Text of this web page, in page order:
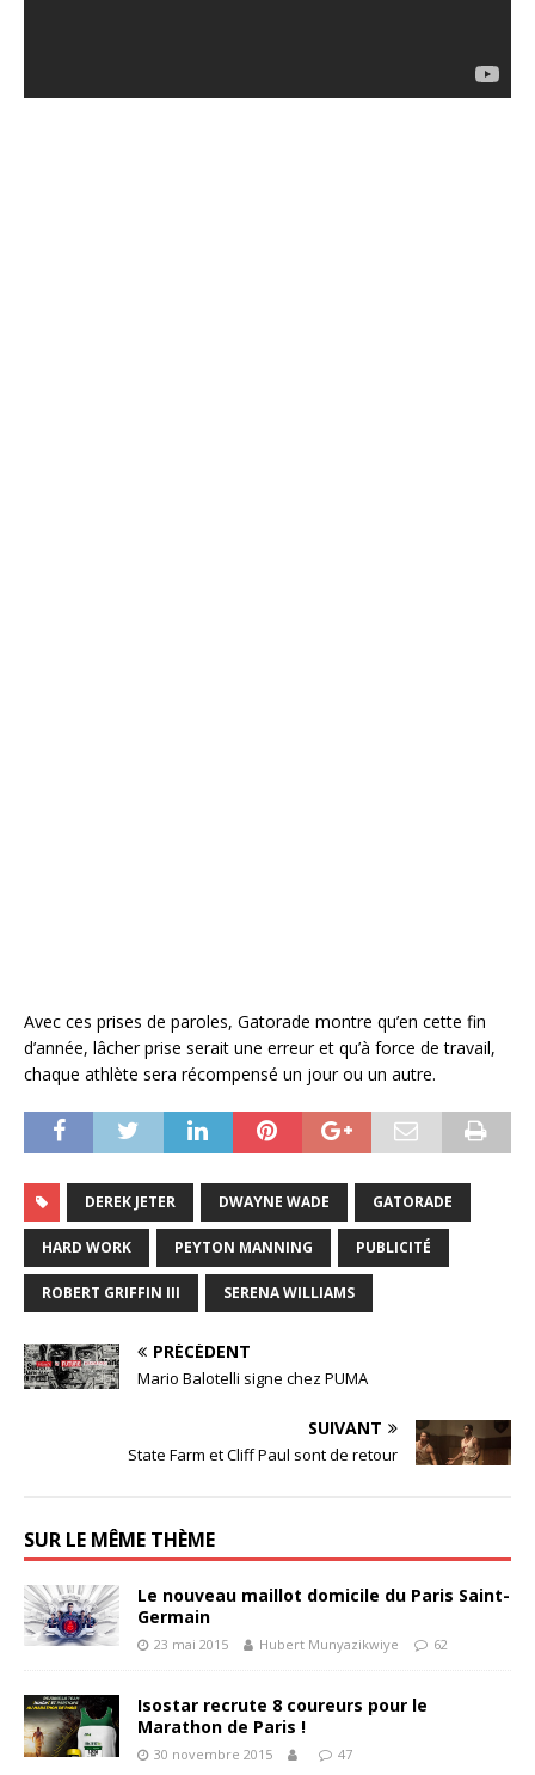
Avec ces prises de paroles, Gatorade montre qu’en cette fin
d’année, lâcher prise serait une erreur et qu’à force de travail,
chaque athlète sera récompensé un jour ou un autre.
DEREK JETER DWAYNE WADE GATORADE
HARD WORK PEYTON MANNING PUBLICITÉ
ROBERT GRIFFIN III SERENA WILLIAMS
PRÉCÉDENT
Mario Balotelli signe chez PUMA
SUIVANT
State Farm et Cliff Paul sont de retour
SUR LE MÊME THÈME
Le nouveau maillot domicile du Paris Saint-
Germain
23 mai 2015 Hubert Munyazikwiye 62
Isostar recrute 8 coureurs pour le
Marathon de Paris !
30 novembre 2015 47